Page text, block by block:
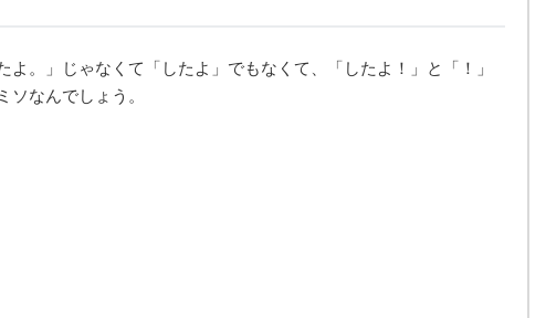
よ。」じゃなくて「したよ」でもなくて、「したよ！」と「！」
ソなんでしょう。